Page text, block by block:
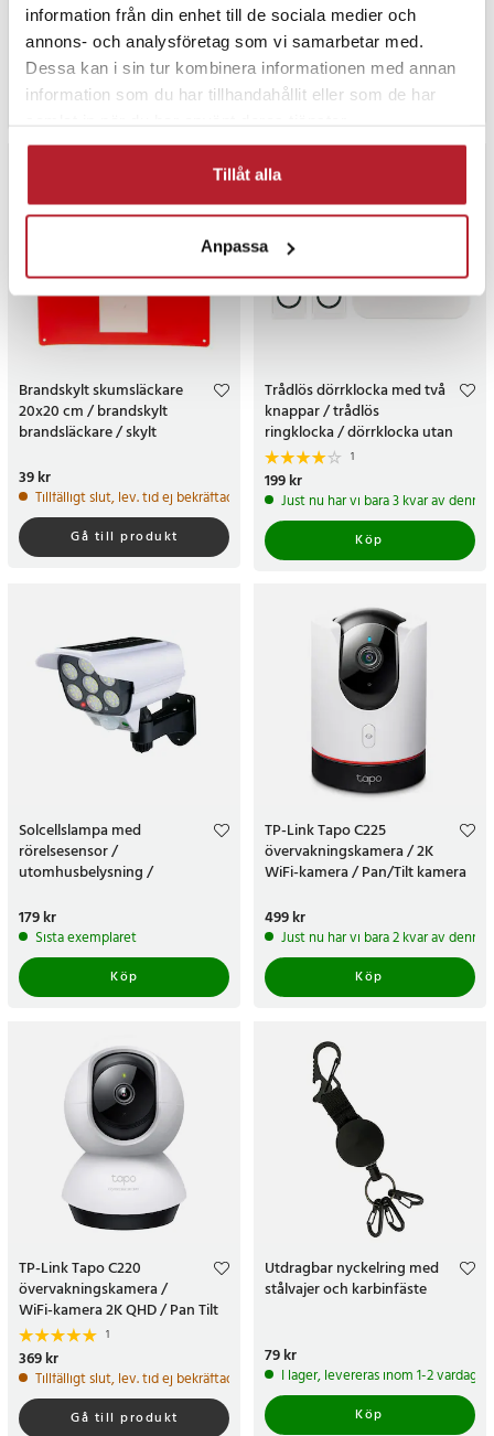
information från din enhet till de sociala medier och
annons- och analysföretag som vi samarbetar med.
Dessa kan i sin tur kombinera informationen med annan
information som du har tillhandahållit eller som de har
Tillåt alla
Anpassa
1
Nuvarande pris :109 krTidigare
pris:189 kr
109 kr 189 kr
Tillfälligt slut, lev. tid ej bekräftad.
Gå till produkt
Pris :169 kr
169 kr
Köp
Brandskylt skumsläckare
20x20 cm / brandskylt
brandsläckare / skylt
säkerhetsskylt brandsläckare
Pris:
39 kr
Tillfälligt slut, lev. tid ej bekräftad.
Gå till produkt
Trådlös dörrklocka med två
knappar / trådlös
ringklocka / dörrklocka utan
kabel / dörrklocka med
mottagare
1
Pris:199 kr
199 kr
Just nu har vi bara 3 kvar av denna
Köp
Solcellslampa med
rörelsesensor /
utomhusbelysning /
Pris:179 kr
179 kr
Sista exemplaret
Köp
TP-Link Tapo C225
övervakningskamera / 2K
WiFi-kamera / Pan/Tilt kamera
sekretessläge
Pris:499 kr
499 kr
Just nu har vi bara 2 kvar av denna
Köp
TP-Link Tapo C220
övervakningskamera /
WiFi-kamera 2K QHD / Pan Tilt
kamera / kamera med AI-
detektering
1
Pris:369 kr
369 kr
Tillfälligt slut, lev. tid ej bekräftad.
Gå till produkt
Utdragbar nyckelring med
stålvajer och karbinfäste
Pris:
79 kr
I lager, levereras inom 1-2 vardagar
Köp